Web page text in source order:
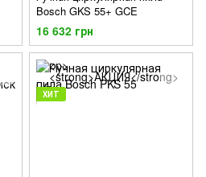
Bosch GKS 55+ GCE
16 632 грн
ХИТ